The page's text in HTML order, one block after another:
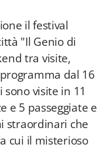
il festival
"Il Genio di
tra visite,
dal 16
visite in 11
e 5 passeggiate e
straordinari che
cui il misterioso